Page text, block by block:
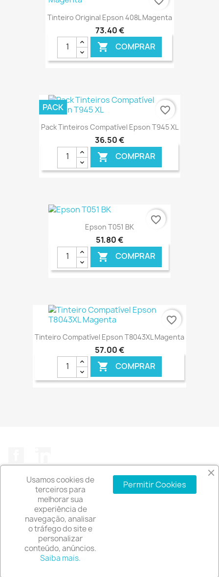
Tinteiro Original Epson 408L Magenta
73,40 €
 COMPRAR
€ ONLINE
Pack Tinteiros Compatível Epson T945 XL
36,50 €
 COMPRAR
PACK favorite_border
Epson T051 BK
51,80 €
 COMPRAR
€ ONLINE
favorite_border
Tinteiro Compatível Epson T8043XL Magenta
57,00 €
 COMPRAR
favorite_border
A EMPRESA
INFORMAÇÃO DA LOJA
© 2026 - Software de comércio eletrónico por
Usamos cookies de
terceiros para
melhorar sua
experiência de
navegação, analisar
o tráfego do site e
personalizar
conteúdo, anúncios.
Saiba mais.
Permitir Cookies